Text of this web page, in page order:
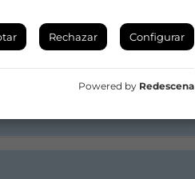
Rechazar Configurar
Powered by Redescena